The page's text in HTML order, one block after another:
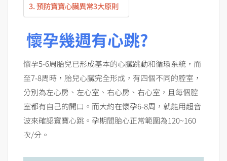
預防寶寶心臟異常3大原則
懷孕幾週有心跳?
懷孕5-6周胎兒已形成基本的心臟跳動和循環系統，而
至7-8周時，胎兒心臟完全形成，有四個不同的腔室，
分別為左心房、左心室、右心房、右心室，且每個腔
室都有自己的開口。而大約在懷孕6-8周，就能用超音
波來確認寶寶心跳。孕期間胎心正常範圍為120~160
次/分。